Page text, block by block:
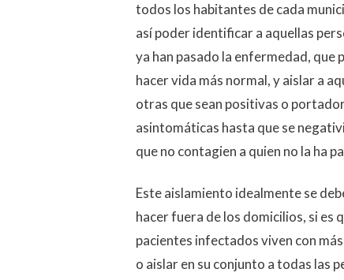
todos los habitantes de cada
así poder identificar a aquellas
ya han pasado la enfermedad, que
hacer vida más normal, y aislar a
otras que sean positivas o
asintomáticas hasta que se
que no contagien a quien no la ha
Este aislamiento idealmente se
hacer fuera de los domicilios, si es
pacientes infectados viven con
o aislar en su conjunto a todas las